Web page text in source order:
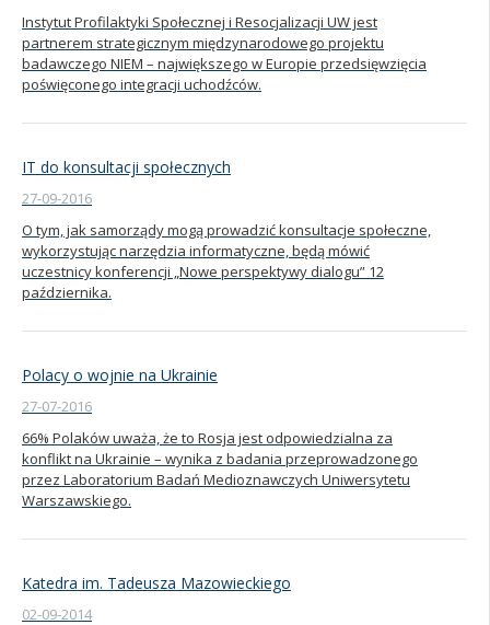
Instytut Profilaktyki Społecznej i Resocjalizacji UW jest
partnerem strategicznym międzynarodowego projektu
badawczego NIEM – największego w Europie przedsięwzięcia
poświęconego integracji uchodźców.
IT do konsultacji społecznych
27-09-2016
O tym, jak samorządy mogą prowadzić konsultacje społeczne,
wykorzystując narzędzia informatyczne, będą mówić
uczestnicy konferencji „Nowe perspektywy dialogu” 12
października.
Polacy o wojnie na Ukrainie
27-07-2016
66% Polaków uważa, że to Rosja jest odpowiedzialna za
konflikt na Ukrainie – wynika z badania przeprowadzonego
przez Laboratorium Badań Medioznawczych Uniwersytetu
Warszawskiego.
Katedra im. Tadeusza Mazowieckiego
02-09-2014